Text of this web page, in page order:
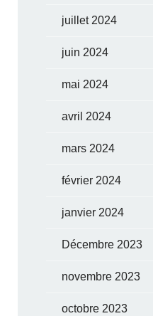
juillet 2024
juin 2024
mai 2024
avril 2024
mars 2024
février 2024
janvier 2024
Décembre 2023
novembre 2023
octobre 2023